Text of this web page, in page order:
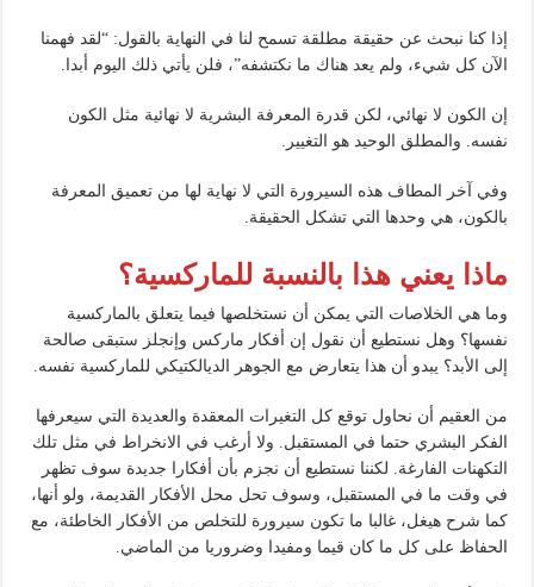
إذا كنا نبحث عن حقيقة مطلقة تسمح لنا في النهاية بالقول: “لقد فهمنا
الآن كل شيء، ولم يعد هناك ما نكتشفه”، فلن يأتي ذلك اليوم أبدا.
إن الكون لا نهائي، لكن قدرة المعرفة البشرية لا نهائية مثل الكون
نفسه. والمطلق الوحيد هو التغيير.
وفي آخر المطاف هذه السيرورة التي لا نهاية لها من تعميق المعرفة
بالكون، هي وحدها التي تشكل الحقيقة.
ماذا يعني هذا بالنسبة للماركسية؟
وما هي الخلاصات التي يمكن أن نستخلصها فيما يتعلق بالماركسية
نفسها؟ وهل نستطيع أن نقول إن أفكار ماركس وإنجلز ستبقى صالحة
إلى الأبد؟ يبدو أن هذا يتعارض مع الجوهر الديالكتيكي للماركسية نفسه.
من العقيم أن نحاول توقع كل التغيرات المعقدة والعديدة التي سيعرفها
الفكر البشري حتما في المستقبل. ولا أرغب في الانخراط في مثل تلك
التكهنات الفارغة. لكننا نستطيع أن نجزم بأن أفكارا جديدة سوف تظهر
في وقت ما في المستقبل، وسوف تحل محل الأفكار القديمة، ولو أنها،
كما شرح هيغل، غالبا ما تكون سيرورة للتخلص من الأفكار الخاطئة، مع
الحفاظ على كل ما كان قيما ومفيدا وضروريا من الماضي.